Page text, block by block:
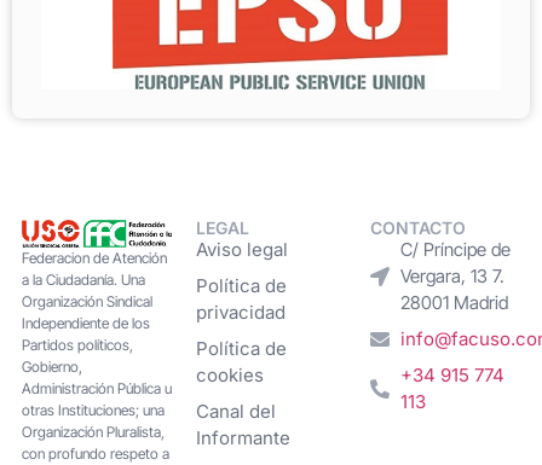
Federacion de Atención
a la Ciudadanía. Una
Organización Sindical
Independiente de los
Partidos políticos,
Gobierno,
Administración Pública u
otras Instituciones; una
Organización Pluralista,
con profundo respeto a
LEGAL
Aviso legal
Política de
privacidad
Política de
cookies
Canal del
Informante
CONTACTO
C/ Príncipe de
Vergara, 13 7.
28001 Madrid
+34 915 774
113